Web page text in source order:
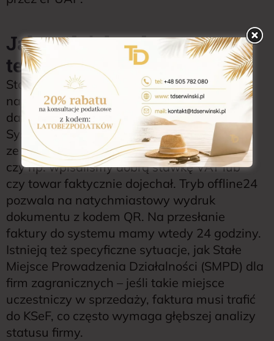
Jak to działa od strony
technicznej?
Standardem jest wysyłka online, gdzie data
nadania numeru KSeF ID staje się oficjalną
datą wystawienia i otrzymania dokumentu.
System sam weryfikuje tylko zgodność pliku
ze schematem, ale nie sprawdza,
czy np. wpisaliśmy dobrą stawkę VAT lub
czy towar faktycznie dojechał. Tryb offline24
pozwala na natychmiastowy wydruk
dokumentu z kodem QR. Na przesłanie
faktury do systemu mamy wtedy 24 godziny.
Istnieją też specyficzne sytuacje, jak Stałe
Miejsce Prowadzenia Działalności (SMPD) dla
firm zagranicznych – jeśli takie miejsce
uczestniczy w sprzedaży, faktura musi trafić
do KSeF, co często wymaga głębszej analizy
statusu firmy.